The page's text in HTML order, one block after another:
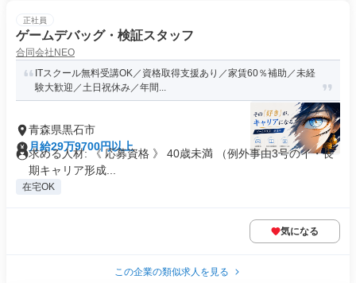
正社員
ゲームデバッグ・検証スタッフ
合同会社NEO
ITスクール無料受講OK／資格取得支援あり／家賃60％補助／未経
験大歓迎／土日祝休み／年間...
青森県黒石市
月給29万9700円以上
求める人材: 《 応募資格 》 40歳未満 （例外事由3号のイ・長
期キャリア形成...
在宅OK
気になる
この企業の類似求人を見る